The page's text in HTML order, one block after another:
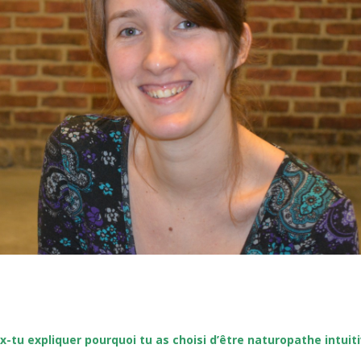
tu expliquer pourquoi tu as choisi d’être naturopathe